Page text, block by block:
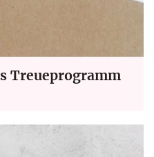
Treueprogramm